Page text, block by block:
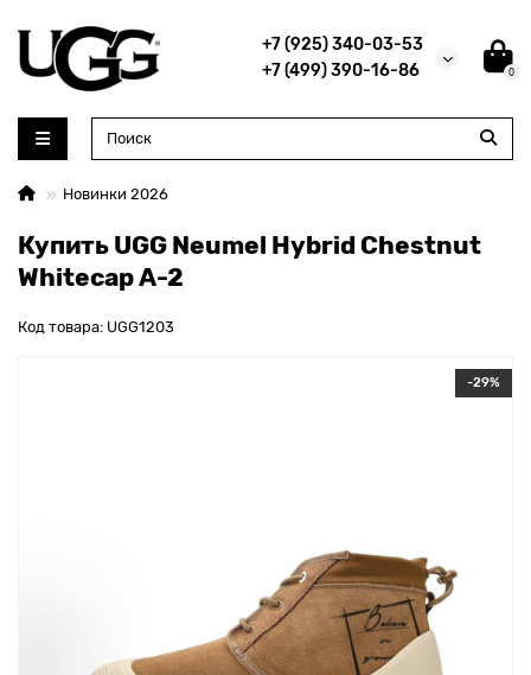
+7 (925) 340-03-53
+7 (499) 390-16-86
0
Новинки 2026
Купить UGG Neumel Hybrid Chestnut
Whitecap А-2
Код товара: UGG1203
-29%